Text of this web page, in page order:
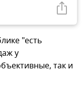
"есть
у
так и